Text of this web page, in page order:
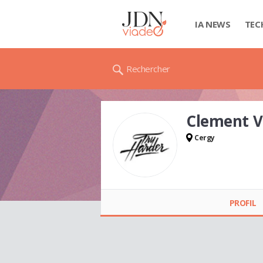
IA NEWS
Rechercher
Clement
Cergy
PROFIL